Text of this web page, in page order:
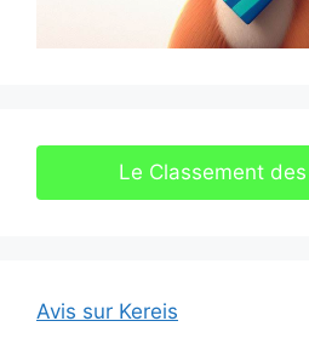
Le Classement
Avis sur Kereis